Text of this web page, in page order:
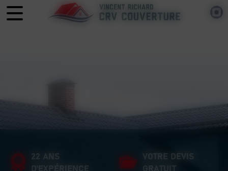
Panneau de gestion des cookies
22 ANS
D'EXPÉRIENCE
VOTRE DEVIS
GRATUIT